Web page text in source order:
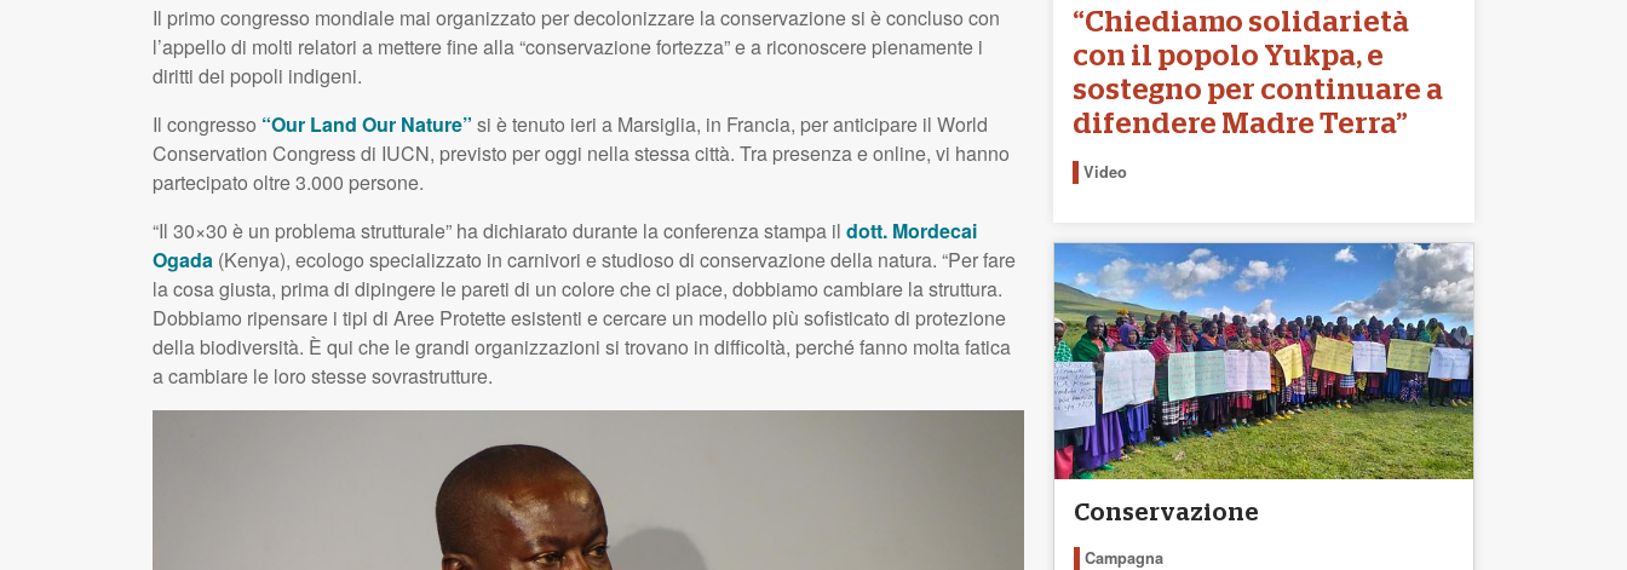
Il primo congresso mondiale mai organizzato per decolonizzare la conservazione si è concluso con
l’appello di molti relatori a mettere fine alla “conservazione fortezza” e a riconoscere pienamente i
diritti dei popoli indigeni.
Il congresso “Our Land Our Nature” si è tenuto ieri a Marsiglia, in Francia, per anticipare il World
Conservation Congress di IUCN, previsto per oggi nella stessa città. Tra presenza e online, vi hanno
partecipato oltre 3.000 persone.
“Il 30×30 è un problema strutturale” ha dichiarato durante la conferenza stampa il dott. Mordecai
Ogada(Kenya), ecologo specializzato in carnivori e studioso di conservazione della natura. “Per fare
la cosa giusta, prima di dipingere le pareti di un colore che ci piace, dobbiamo cambiare la struttura.
Dobbiamo ripensare i tipi di Aree Protette esistenti e cercare un modello più sofisticato di protezione
della biodiversità. È qui che le grandi organizzazioni si trovano in difficoltà, perché fanno molta fatica
a cambiare le loro stesse sovrastrutture.
“Chiediamo solidarietà
con il popolo Yukpa, e
sostegno per continuare a
difendere Madre Terra”
Video
Conservazione
Campagna